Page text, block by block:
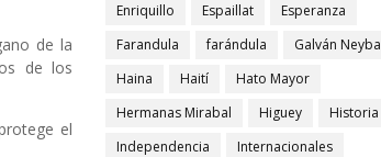
de la
de los
el
Enriquillo
Espaillat
Esperanza
Farandula
farándula
Galván Neyba
Haina
Haití
Hato Mayor
Hermanas Mirabal
Higuey
Historia
Independencia
Internacionales